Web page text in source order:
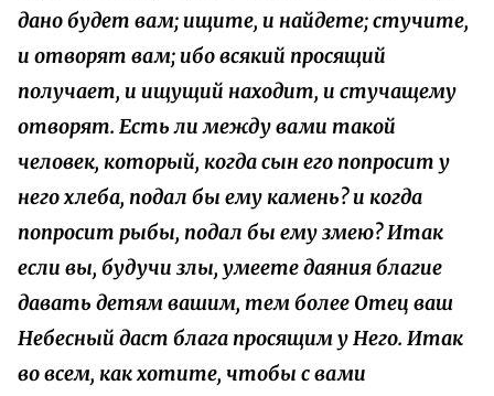
дано будет вам; ищите, и найдете; стучите,
и отворят вам; ибо всякий просящий
получает, и ищущий находит, и стучащему
отворят. Есть ли между вами такой
человек, который, когда сын его попросит у
него хлеба, подал бы ему камень? и когда
попросит рыбы, подал бы ему змею? Итак
если вы, будучи злы, умеете даяния благие
давать детям вашим, тем более Отец ваш
Небесный даст блага просящим у Него. Итак
во всем, как хотите, чтобы с вами